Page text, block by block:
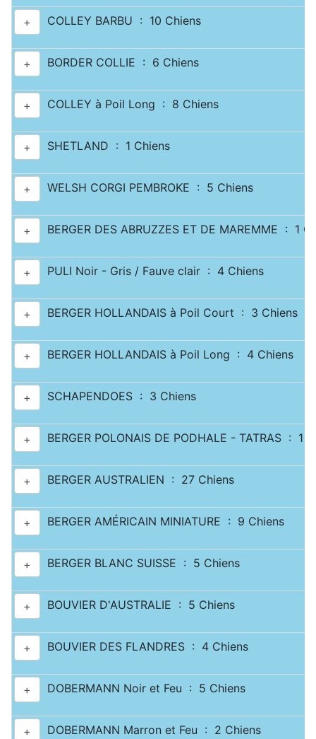
+ COLLEY BARBU : 10 Chiens
+ BORDER COLLIE : 6 Chiens
+ COLLEY à Poil Long : 8 Chiens
+ SHETLAND : 1 Chiens
+ WELSH CORGI PEMBROKE : 5 Chiens
+ BERGER DES ABRUZZES ET DE MAREMME : 1
+ PULI Noir - Gris / Fauve clair : 4 Chiens
+ BERGER HOLLANDAIS à Poil Court : 3 Chiens
+ BERGER HOLLANDAIS à Poil Long : 4 Chiens
+ SCHAPENDOES : 3 Chiens
+ BERGER POLONAIS DE PODHALE - TATRAS : 1
+ BERGER AUSTRALIEN : 27 Chiens
+ BERGER AMÉRICAIN MINIATURE : 9 Chiens
+ BERGER BLANC SUISSE : 5 Chiens
+ BOUVIER D'AUSTRALIE : 5 Chiens
+ BOUVIER DES FLANDRES : 4 Chiens
+ DOBERMANN Noir et Feu : 5 Chiens
+ DOBERMANN Marron et Feu : 2 Chiens